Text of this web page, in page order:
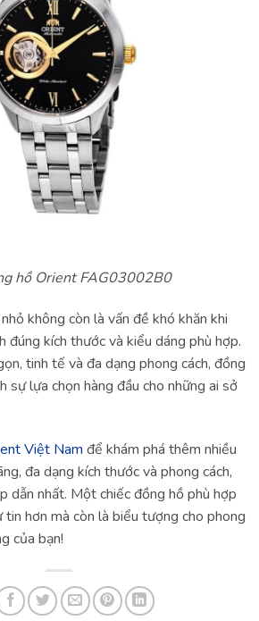
hồ Orient FAG03002B0
không còn là vấn đề khó khăn khi
đúng kích thước và kiểu dáng phù hợp.
tinh tế và đa dạng phong cách, đồng
sự lựa chọn hàng đầu cho những ai sở
Việt Nam để khám phá thêm nhiều
đa dạng kích thước và phong cách,
dẫn nhất. Một chiếc đồng hồ phù hợp
hơn mà còn là biểu tượng cho phong
của bạn!